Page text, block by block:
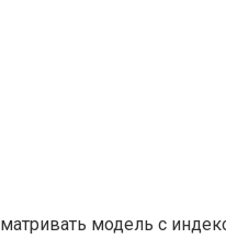
модель с